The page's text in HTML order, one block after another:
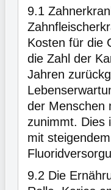
9.1
Kosten für die
die Zahl der
Jahren
der Menschen
zunimmt. Dies
mit
9.2 Die